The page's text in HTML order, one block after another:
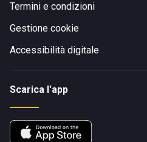
Termini e condizioni
Gestione cookie
Accessibilità digitale
Scarica l'app